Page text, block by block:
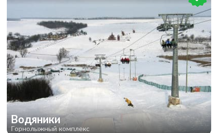
Водяники
Горнолыжный комплекс